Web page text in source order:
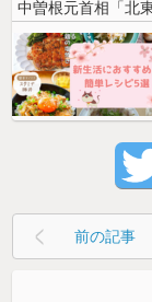
中曽根元首相「北
前の記事